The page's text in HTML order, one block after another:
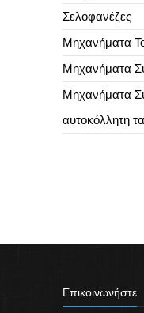
Σελοφανέζες
Μηχανήματα
Μηχανήματα
Μηχανήματα
αυτοκόλλητη
Επικοινωνήστε